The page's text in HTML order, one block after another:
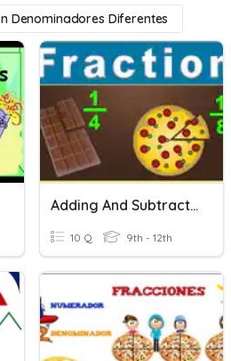
Denominadores Diferentes
Adding And Subtracting Fractions With Unlike Denominators
10 Q 9th - 12th